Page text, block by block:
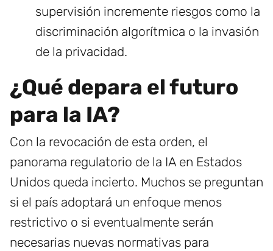
supervisión incremente riesgos como la
discriminación algorítmica o la invasión
de la privacidad.
¿Qué depara el futuro
para la IA?
Con la revocación de esta orden, el
panorama regulatorio de la IA en Estados
Unidos queda incierto. Muchos se preguntan
si el país adoptará un enfoque menos
restrictivo o si eventualmente serán
necesarias nuevas normativas para